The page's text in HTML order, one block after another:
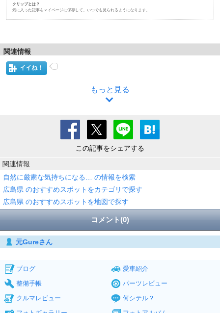
クリップとは？
気に入った記事をマイページに保存して、いつでも見られるようになります。
関連情報
イイね！
もっと見る
この記事をシェアする
関連情報
自然に厳粛な気持ちになる… の情報を検索
広島県 のおすすめスポットをカテゴリで探す
広島県 のおすすめスポットを地図で探す
コメント(0)
元Gureさん
ブログ
愛車紹介
整備手帳
パーツレビュー
クルマレビュー
何シテル？